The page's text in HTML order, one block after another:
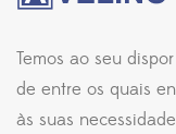
Temos ao seu
de entre os quais
às suas